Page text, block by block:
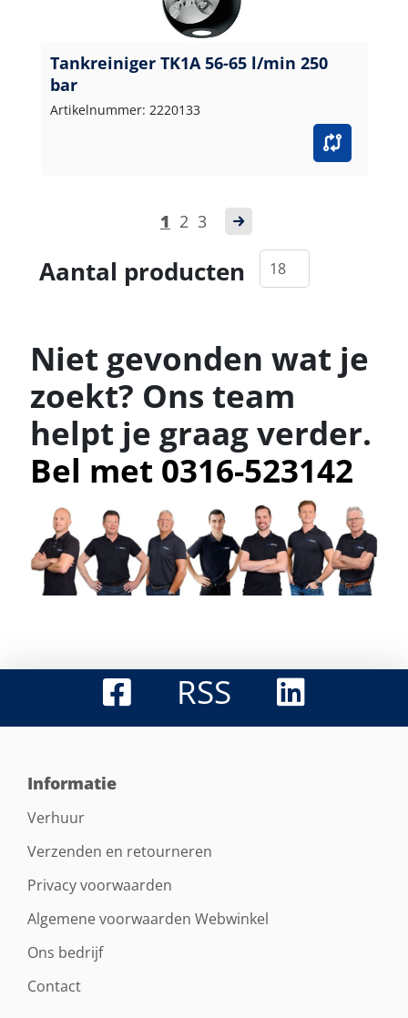
Tankreiniger TK1A 56-65 l/min 250
bar
Artikelnummer: 2220133
1 2 3
Aantal producten
Niet gevonden wat je
zoekt? Ons team
helpt je graag verder.
Bel met 0316-523142
RSS
Informatie
Verhuur
Verzenden en retourneren
Privacy voorwaarden
Algemene voorwaarden Webwinkel
Ons bedrijf
Contact